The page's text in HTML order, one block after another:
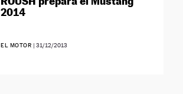
2014
EL MOTOR | 31/12/2013